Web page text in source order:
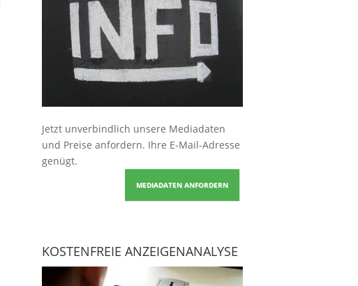
Jetzt unverbindlich unsere Mediadaten
und Preise anfordern. Ihre E-Mail-Adresse
genügt.
MEDIADATEN ANFORDERN
KOSTENFREIE ANZEIGENANALYSE